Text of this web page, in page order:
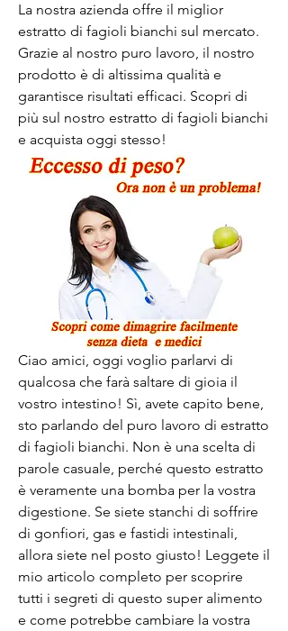
La nostra azienda offre il miglior
estratto di fagioli bianchi sul mercato.
Grazie al nostro puro lavoro, il nostro
prodotto è di altissima qualità e
garantisce risultati efficaci. Scopri di
più sul nostro estratto di fagioli bianchi
e acquista oggi stesso!
Ciao amici, oggi voglio parlarvi di
qualcosa che farà saltare di gioia il
vostro intestino! Sì, avete capito bene,
sto parlando del puro lavoro di estratto
di fagioli bianchi. Non è una scelta di
parole casuale, perché questo estratto
è veramente una bomba per la vostra
digestione. Se siete stanchi di soffrire
di gonfiori, gas e fastidi intestinali,
allora siete nel posto giusto! Leggete il
mio articolo completo per scoprire
tutti i segreti di questo super alimento
e come potrebbe cambiare la vostra